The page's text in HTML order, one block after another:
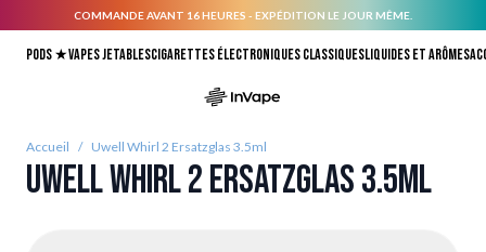
COMMANDE AVANT 16 HEURES - EXPÉDITION LE JOUR MÊME.
Pods ★Vapes jetablesCigarettes électroniques classiquesLiquides et arômes
Accueil / Uwell Whirl 2 Ersatzglas 3.5ml
Uwell Whirl 2 Ersatzglas 3.5ml